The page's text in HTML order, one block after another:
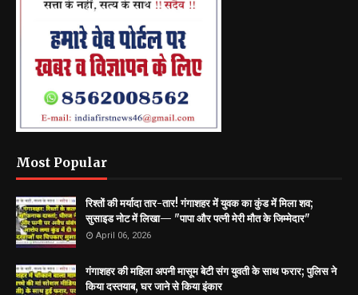
Most Popular
रिश्तों की मर्यादा तार-तार! गंगाशहर में युवक का कुंड में मिला शव;
सुसाइड नोट में लिखा— "पापा और पत्नी मेरी मौत के जिम्मेदार"
April 06, 2026
गंगाशहर की महिला अपनी मासूम बेटी संग युवती के साथ फरार; पुलिस ने
किया दस्तयाब, घर जाने से किया इंकार